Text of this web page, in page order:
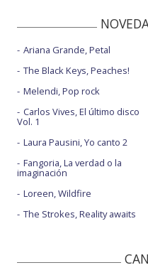
Ariana Grande, Petal
The Black Keys, Peaches!
Melendi, Pop rock
Carlos Vives, El último disco
Vol. 1
Laura Pausini, Yo canto 2
Fangoria, La verdad o la
imaginación
Loreen, Wildfire
The Strokes, Reality awaits